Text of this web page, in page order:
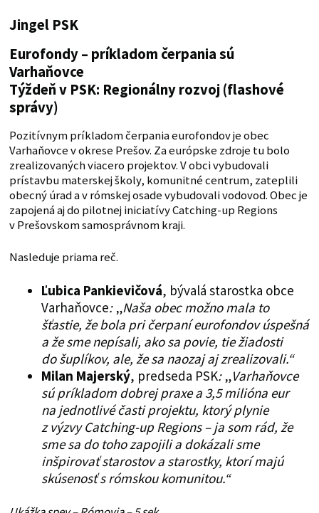
Jingel PSK
Eurofondy – príkladom čerpania sú
Varhaňovce
Týždeň v PSK: Regionálny rozvoj (flashové
správy)
Pozitívnym príkladom čerpania eurofondov je obec
Varhaňovce v okrese Prešov. Za európske zdroje tu bolo
zrealizovaných viacero projektov. V obci vybudovali
prístavbu materskej školy, komunitné centrum, zateplili
obecný úrad a v rómskej osade vybudovali vodovod. Obec je
zapojená aj do pilotnej iniciatívy Catching-up Regions
v Prešovskom samosprávnom kraji.
Nasleduje priama reč.
Ľubica Pankievičová, bývalá starostka obce
Varhaňovce:„Naša obec možno mala to
šťastie, že bola pri čerpaní eurofondov úspešná
a že sme nepísali, ako sa povie, tie žiadosti
do šuplíkov, ale, že sa naozaj aj zrealizovali.“
Milan Majerský, predseda PSK:„Varhaňovce
sú príkladom dobrej praxe a 3,5 milióna eur
na jednotlivé časti projektu, ktorý plynie
z výzvy Catching-up Regions – ja som rád, že
sme sa do toho zapojili a dokázali sme
inšpirovať starostov a starostky, ktorí majú
skúsenosť s rómskou komunitou.“